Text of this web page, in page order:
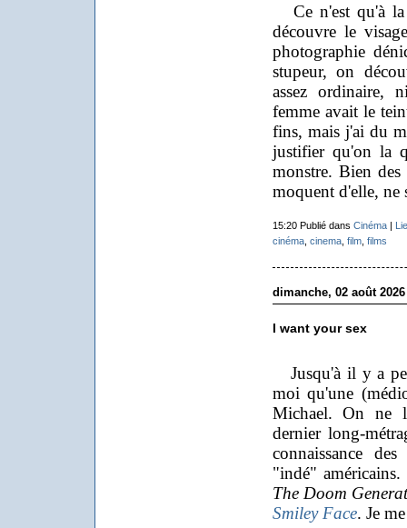
Ce n'est qu'à la
découvre le
photographie
stupeur, on
assez ordinaire,
femme avait le
fins, mais j'ai du
justifier qu'on la
monstre. Bien
moquent d'elle, ne
15:20 Publié dans Cinéma|
cinéma, cinema, film, films
dimanche, 02 août 2026
I want your sex
Jusqu'à il y a
moi qu'une
Michael. On ne
dernier long-
connaissance
"indé"
The Doom
Smiley Face. Je